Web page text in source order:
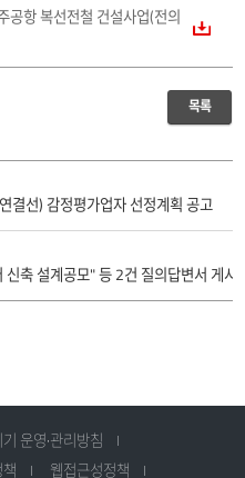
공항 복선전철 건설사업(전의
목록
결선) 감정평가업자 선정계획 공고
축 설계공모" 등 2건 질의답변서 게시
운영·관리방침
웹접근성정책